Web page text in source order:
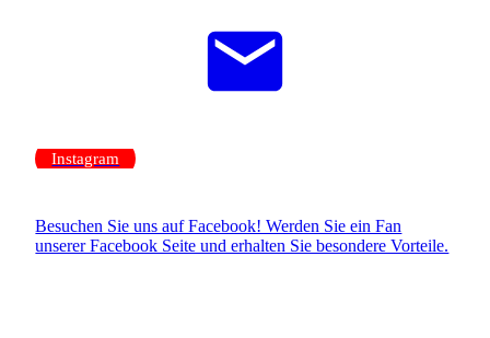
Instagram
Besuchen Sie uns auf Facebook! Werden Sie ein Fan
unserer Facebook Seite und erhalten Sie besondere Vorteile.